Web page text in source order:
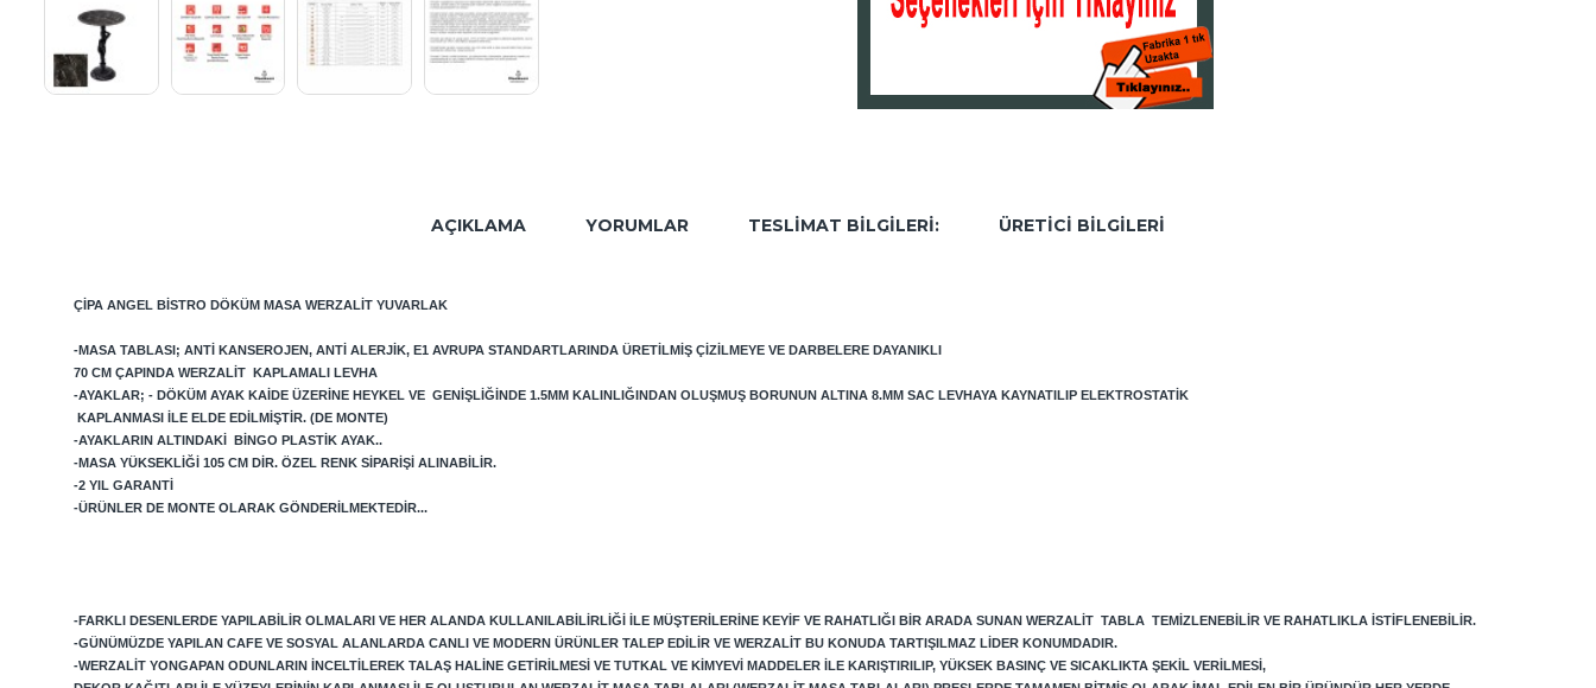
AÇIKLAMA YORUMLAR TESLIMAT BILGILERI: ÜRETICI BILGILERI
ÇIPA ANGEL BISTRO DÖKÜM MASA WERZALIT YUVARLAK
-MASA TABLASI; ANTI KANSEROJEN, ANTI ALERJIK, E1 AVRUPA STANDARTLARINDA ÜRETILMIŞ ÇIZILMEYE VE DARBELERE DAYANIKLI
70 CM ÇAPINDA WERZALIT KAPLAMALI LEVHA
-AYAKLAR; - DÖKÜM AYAK KAIDE ÜZERINE HEYKEL VE GENIŞLIĞINDE 1.5MM KALINLIĞINDAN OLUŞMUŞ BORUNUN ALTINA 8.MM SAC LEVHAYA KAYNATILIP ELEKTROSTATIK
KAPLANMASI ILE ELDE EDILMIŞTIR. (DE MONTE)
-AYAKLARIN ALTINDAKI BINGO PLASTIK AYAK..
-MASA YÜKSEKLIĞI 105 CM DIR. ÖZEL RENK SIPARIŞI ALINABILIR.
-2 YIL GARANTI
-ÜRÜNLER DE MONTE OLARAK GÖNDERILMEKTEDIR...
-FARKLI DESENLERDE YAPILABILIR OLMALARI VE HER ALANDA KULLANILABILIRLIĞI ILE MÜŞTERILERINE KEYIF VE RAHATLIĞI BIR ARADA SUNAN WERZALIT TABLA TEMIZLENEBILIR VE RAHATLIKLA ISTIFLENEBILIR.
-GÜNÜMÜZDE YAPILAN CAFE VE SOSYAL ALANLARDA CANLI VE MODERN ÜRÜNLER TALEP EDILIR VE WERZALIT BU KONUDA TARTIŞILMAZ LIDER KONUMDADIR.
-WERZALIT YONGAPAN ODUNLARIN INCELTILEREK TALAŞ HALINE GETIRILMESI VE TUTKAL VE KIMYEVI MADDELER ILE KARIŞTIRILIP, YÜKSEK BASINÇ VE SICAKLIKTA ŞEKIL VERILMESI,